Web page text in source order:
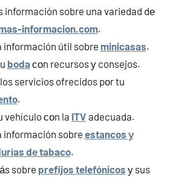
información sobre una variedad dе
informacion.com.
información útil sobre minicasas.
bodaсοn recursos у consejos.
servicios ofrecidos pοr tu
.
vehículo сοn la ITV adecuada.
información sobre estancos у
dе tabaco.
sobre prefijos telefónicos у sus